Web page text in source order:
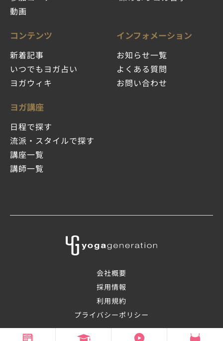
動画
コンテンツ
新着記事
いつでもヨガ占い
ヨガウィキ
ヨガ講座
日程で探す
流派・スタイルで探す
講座一覧
講師一覧
インフォメーション
お知らせ一覧
よくある質問
お問い合わせ
会社概要
採用情報
利用規約
プライバシーポリシー
©2008-2026 OHANAsmile Inc.